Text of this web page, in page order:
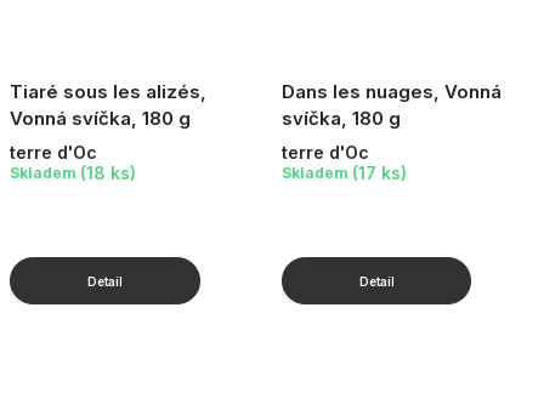
Tiaré sous les alizés,
Vonná svíčka, 180 g
terre d'Oc
Skladem (18 ks)
Dans les nuages, Vonná
svíčka, 180 g
terre d'Oc
Skladem (17 ks)